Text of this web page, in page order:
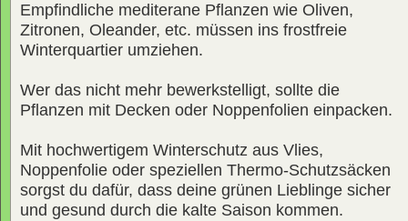
Empfindliche mediterane Pflanzen wie Oliven,
Zitronen, Oleander, etc. müssen ins frostfreie
Winterquartier umziehen.
Wer das nicht mehr bewerkstelligt, sollte die
Pflanzen mit Decken oder Noppenfolien einpacken.
Mit hochwertigem Winterschutz aus Vlies,
Noppenfolie oder speziellen Thermo-Schutzsäcken
sorgst du dafür, dass deine grünen Lieblinge sicher
und gesund durch die kalte Saison kommen.